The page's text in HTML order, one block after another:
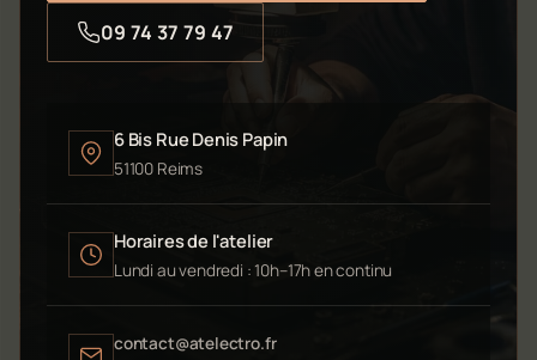
09 74 37 79 47
6 Bis Rue Denis Papin
51100 Reims
Horaires de l'atelier
Lundi au vendredi : 10h–17h en continu
contact@atelectro.fr